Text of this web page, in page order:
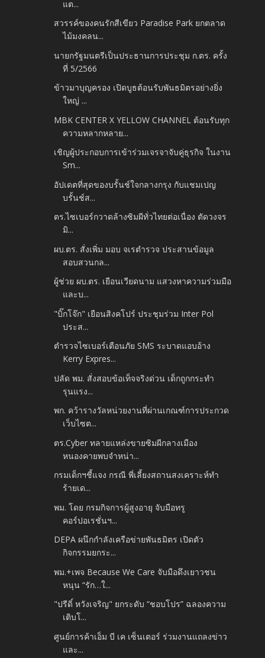
แต...
สวรรค์ของคนรักสีเขียว Paradise Park ยกตลาด
ไม้มงคลน...
นายกรัฐมนตรีเป็นประธานการประชุม ก.ตร. ครั้ง
ที่ 5/2566
ข้าวมาบุญครอง เปิดบูธต้อนรับพันธมิตรอย่างยิ่ง
ใหญ่ ...
MBK CENTER X YELLOW CHANNEL ต้อนรับทุก
ความหลากหลาย...
เชิญผู้ประกอบการเข้าร่วมเจรจาจับคู่ธุรกิจ ในงาน
Sm...
อัปเดตที่สุดของบรั้นช์ใจกลางกรุง กับแชมเปญ
บรั้นช์ส...
ตร.ไซเบอร์กวาดล้างซิมผีทั่วไทยต่อเนื่อง ตัดวงจร
มิ...
ผบ.ตร. สั่งเพิ่ม มอบ จเรตำรวจ ประสานข้อมูล
สอบสวนกล...
ผู้ช่วย ผบ.ตร. เยือนเวียดนาม แสวงหาความร่วมมือ
และบ...
"บิ๊กโจ๊ก" เยือนสิงคโปร์ ประชุมร่วม Inter Pol
ประส...
ตำรวจไซเบอร์เตือนภัย SMS ระบาดแอบอ้าง
Kerry Expres...
ปลัด พม. สั่งสอบข้อเท็จจริงด่วน เด็กถูกกระทำ
รุนแรง...
พก. คว้ารางวัลหน่วยงานที่ผ่านเกณฑ์การประกวด
เว็บไซต...
ตร.Cyber ทลายแหล่งขายซิมผีกลางเมือง
หนองคายพบจำหน่า...
กรมเด็กฯชี้แจง กรณี พี่เลี้ยงสถานสงเคราะห์ทำ
ร้ายเด...
พม. โดย กรมกิจการผู้สูงอายุ จับมือทรู
คอร์ปอเรชั่นฯ...
DEPA ผนึกกำลังเครือข่ายพันธมิตร เปิดตัว
กิจกรรมยกระ...
พม.+เพจ Because We Care จับมือดึงเยาวชน
หนุน “รัก…ใ...
"ปรีดิ์ หวังเจริญ" ยกระดับ “ชอบโปร” ฉลองความ
เติบโ...
ศูนย์การค้าเอ็ม บี เค เซ็นเตอร์ ร่วมงานแถลงข่าว
และ...